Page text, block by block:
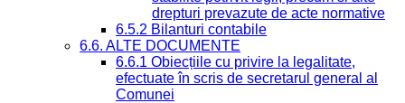
drepturi prevazute de acte normative
6.5.2 Bilanturi contabile
6.6. ALTE DOCUMENTE
6.6.1 Obiecțiile cu privire la legalitate,
efectuate în scris de secretarul general al
Comunei